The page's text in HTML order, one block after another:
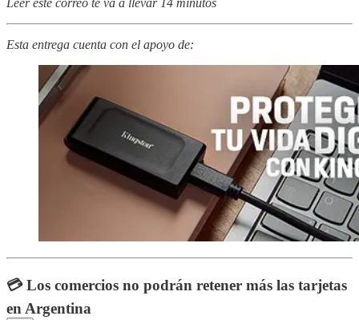
Leer este correo te va a llevar 14 minutos
Esta entrega cuenta con el apoyo de:
💳 Los comercios no podrán retener más las tarjetas
en Argentina